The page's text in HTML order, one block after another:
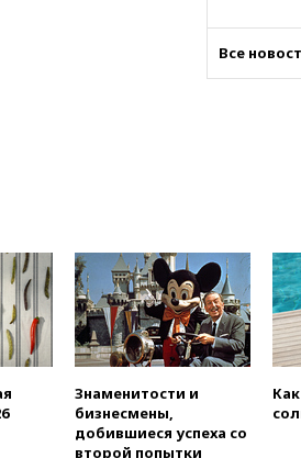
конкуренты
10:41
понимает
ЕС и ЕАЭС
10:21
ФСБ
обмена
«Москве-
Все
Знаменитости и
бизнесмены,
добившиеся успеха со
второй попытки